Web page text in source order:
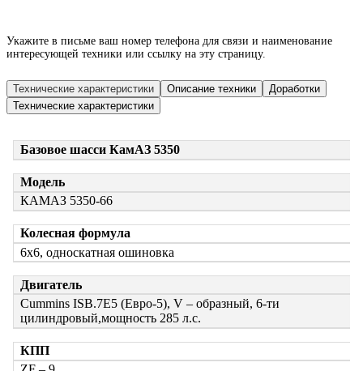
Укажите в письме ваш номер телефона для связи и наименование
интересующей техники или ссылку на эту страницу.
Технические характеристики Описание техники
Доработки
Технические характеристики
Базовое шасси КамАЗ 5350
Модель
КАМАЗ 5350-66
Колесная формула
6х6, односкатная ошиновка
Двигатель
Cummins ISB.7E5 (Евро-5), V – образный, 6-ти
цилиндровый,мощность 285 л.с.
КПП